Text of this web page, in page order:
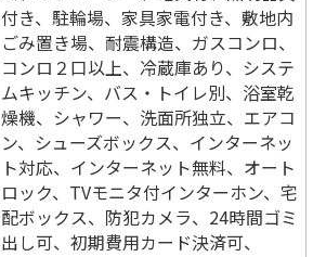
付き、駐輪場、家具家電付き、敷地内
ごみ置き場、耐震構造、ガスコンロ、
コンロ２口以上、冷蔵庫あり、システ
ムキッチン、バス・トイレ別、浴室乾
燥機、シャワー、洗面所独立、エアコ
ン、シューズボックス、インターネッ
ト対応、インターネット無料、オート
ロック、TVモニタ付インターホン、宅
配ボックス、防犯カメラ、24時間ゴミ
出し可、初期費用カード決済可、